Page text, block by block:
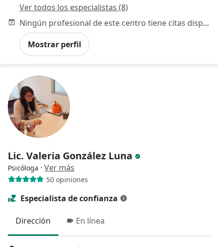
Ver todos los especialistas (8)
Ningún profesional de este centro tiene citas disponibles
Mostrar perfil
Lic. Valeria González Luna
Psicóloga · Ver más
50 opiniones
Especialista de confianza
Dirección En línea